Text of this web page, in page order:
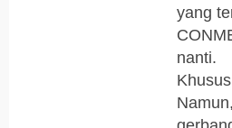
yang
nanti.